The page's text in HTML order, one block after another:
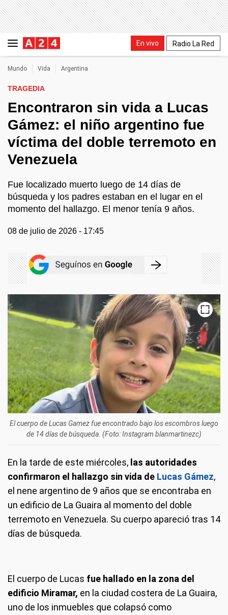
En vivo Radio La Red
Mundo Vida Argentina
TRAGEDIA
Encontraron sin vida a Lucas
Gámez: el niño argentino fue
víctima del doble terremoto en
Venezuela
Fue localizado muerto luego de 14 días de
búsqueda y los padres estaban en el lugar en el
momento del hallazgo. El menor tenía 9 años.
08 de julio de 2026 - 17:45
El cuerpo de Lucas Gamez fue encontrado bajo los escombros luego
de 14 días de búsqueda. (Foto: Instagram blanmartinezc)
En la tarde de este miércoles, las autoridades
confirmaron el hallazgo sin vida de Lucas Gámez,
el nene argentino de 9 años que se encontraba en
un edificio de La Guaira al momento del doble
terremoto en Venezuela. Su cuerpo apareció tras 14
días de búsqueda.
El cuerpo de Lucas fue hallado en la zona del
edificio Miramar, en la ciudad costera de La Guaira,
uno de los inmuebles que colapsó como